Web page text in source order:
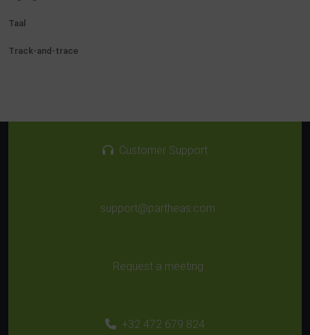
Taal
Track-and-trace
Customer Support
support@partheas.com
Request a meeting
+32 472 679 824